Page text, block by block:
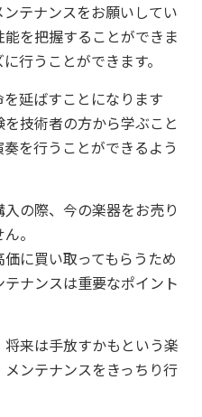
テナンスをお願いしてい
を把握することができま
行うことができます。
延ばすことになります
技術者の方から学ぶこと
を行うことができるよう
の際、今の楽器をお売り
。
に買い取ってもらうため
ナンスは重要なポイント
来は手放すかもという楽
ンテナンスをきっちり行